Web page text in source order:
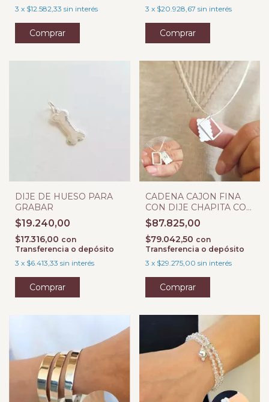
3 x $12.582,33 sin interés
3 x $20.928,67 sin interés
DIJE DE HUESO PARA
GRABAR
$19.240,00
$17.316,00 con
Transferencia o depósito
3 x $6.413,33 sin interés
CADENA CAJON FINA
CON DIJE CHAPITA CON
MARCO
$87.825,00
$79.042,50 con
Transferencia o depósito
3 x $29.275,00 sin interés